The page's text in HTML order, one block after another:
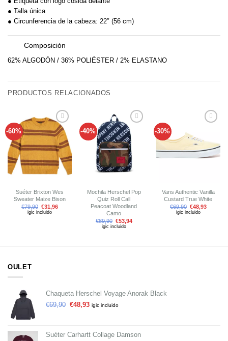
● Talla única
● Circunferencia de la cabeza: 22″ (56 cm)
Composición
plus
minus
62% ALGODÓN / 36% POLIÉSTER / 2% ELASTANO
PRODUCTOS RELACIONADOS
-60%
Añadir
a tu
lista de
deseos
Suéter Brixton Wes
Sweater Maize Bison
€79,90 €31,96
igic incluido
-40%
Añadir
a tu
lista de
deseos
Mochila Herschel Pop
Quiz Roll Call
Peacoat Woodland
Camo
€89,90 €53,94
igic incluido
-30%
lista de
deseos
Vans Authentic Vanilla
Custard True White
€69,90 €48,93
igic incluido
OULET
Chaqueta Herschel Voyage Anorak Black
€69,90 €48,93 igic incluido
Suéter Carhartt Collage Damson